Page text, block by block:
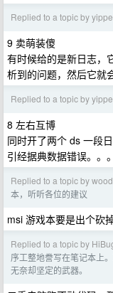
Replied to a topic by
9 卖萌装傻
有时候给的是新日志，
析到的问题，然后它就
Replied to a topic by
8 左右互博
同时开了两个 ds 一段
引经据典数据错误。。。
Replied to a topic by
本，听听各位的建议
msi 游戏本要是出个砍
Replied to a topic by
序工整地誊写在笔记本上
无奈却坚定的武器。